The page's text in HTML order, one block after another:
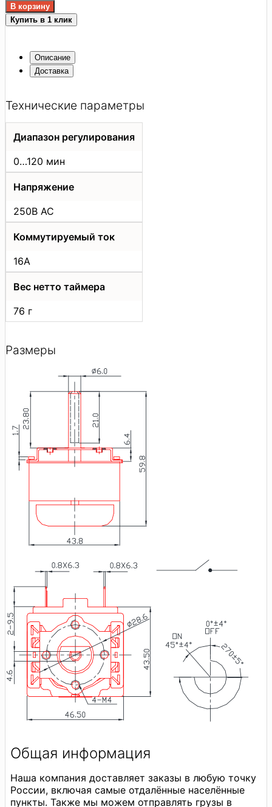
Купить в 1 клик
Описание
Доставка
Технические параметры
Диапазон регулирования
0…120 мин
Напряжение
250В АС
Коммутируемый ток
16А
Вес нетто таймера
76 г
Размеры